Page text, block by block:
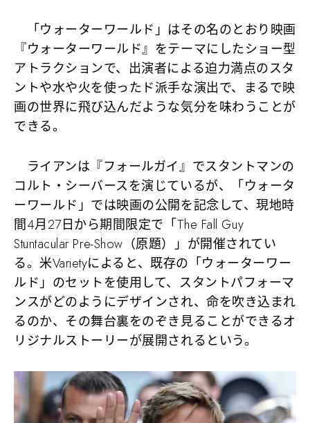
「ウォーターワールド」はその名のとおり映画
『ウォーターワールド』をテーマにしたショー型
アトラクションで、出演者による迫力満点のスタ
ントや水や火を使ったド派手な演出で、まるで映
画の世界に飛び込んだような気分を味わうことが
できる。
ライアンは『フォールガイ』でスタントマンの
コルト・シーバースを演じているが、「ウォータ
ーワールド」では映画の公開を記念して、現地時
間4月27日から期間限定で「The Fall Guy
Stuntacular Pre-Show（原題）」が開催されてい
る。米Varietyによると、既存の「ウォーターワー
ルド」のセットを使用して、スタントパフォーマ
ンスがどのようにデザインされ、命を吹き込まれ
るのか、その舞台裏をのぞき見ることができるオ
リジナルストーリーが展開されるという。